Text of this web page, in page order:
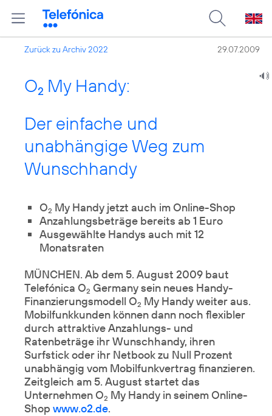
Zurück zu Archiv 2022 29.07.2009
O2 My Handy:
Der einfache und
unabhängige Weg zum
Wunschhandy
O2 My Handy jetzt auch im Online-Shop
Anzahlungsbeträge bereits ab 1 Euro
Ausgewählte Handys auch mit 12
Monatsraten
MÜNCHEN. Ab dem 5. August 2009 baut
Telefónica O2 Germany sein neues Handy-
Finanzierungsmodell O2 My Handy weiter aus.
Mobilfunkkunden können dann noch flexibler
durch attraktive Anzahlungs- und
Ratenbeträge ihr Wunschhandy, ihren
Surfstick oder ihr Netbook zu Null Prozent
unabhängig vom Mobilfunkvertrag finanzieren.
Zeitgleich am 5. August startet das
Unternehmen O2 My Handy in seinem Online-
Shop www.o2.de.